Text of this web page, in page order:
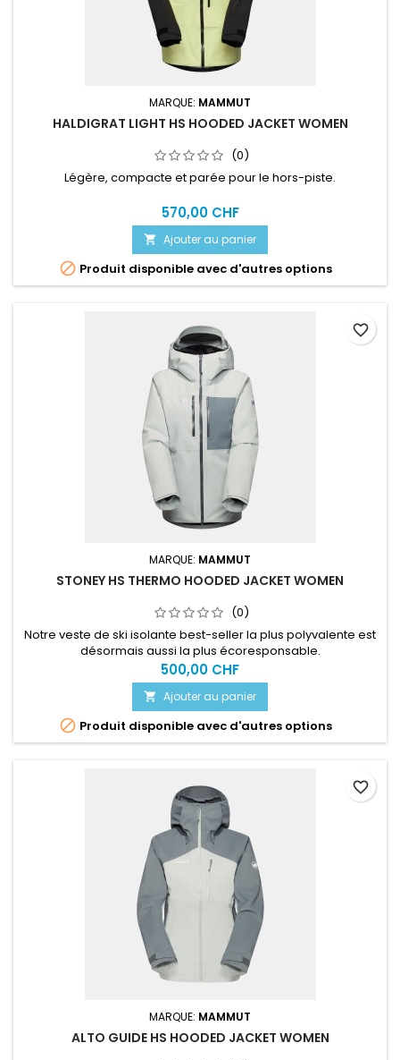
MARQUE: MAMMUT
HALDIGRAT LIGHT HS HOODED JACKET WOMEN
(0)
Légère, compacte et parée pour le hors-piste.
570,00 CHF
 Ajouter au panier
 Produit disponible avec d'autres options
MARQUE: MAMMUT
STONEY HS THERMO HOODED JACKET WOMEN
(0)
Notre veste de ski isolante best-seller la plus polyvalente est
désormais aussi la plus écoresponsable.
500,00 CHF
 Ajouter au panier
 Produit disponible avec d'autres options
favorite_border
MARQUE: MAMMUT
ALTO GUIDE HS HOODED JACKET WOMEN
favorite_border